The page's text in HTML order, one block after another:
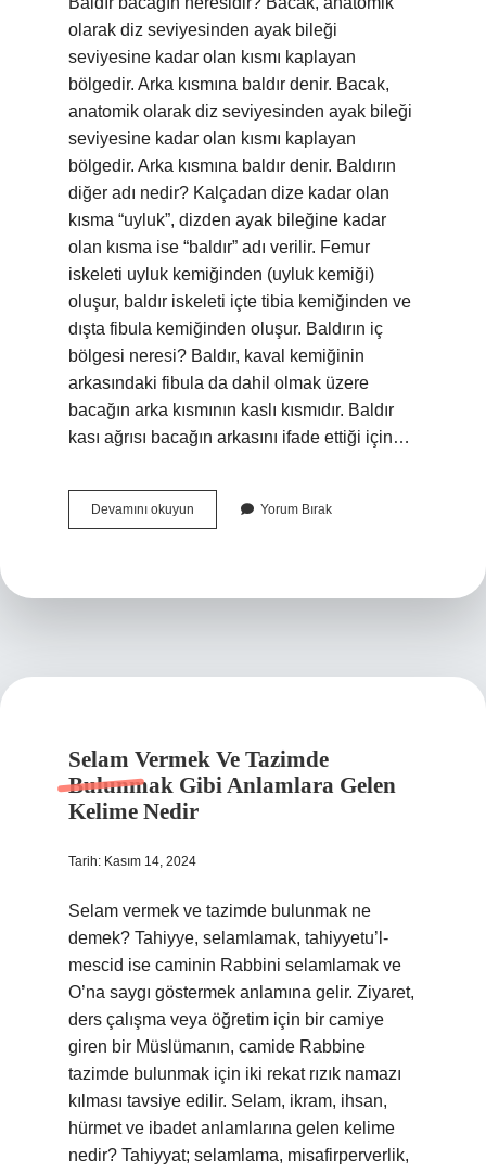
olarak diz seviyesinden ayak bileği
seviyesine kadar olan kısmı kaplayan
bölgedir. Arka kısmına baldır denir. Bacak,
anatomik olarak diz seviyesinden ayak bileği
seviyesine kadar olan kısmı kaplayan
bölgedir. Arka kısmına baldır denir. Baldırın
diğer adı nedir? Kalçadan dize kadar olan
kısma “uyluk”, dizden ayak bileğine kadar
olan kısma ise “baldır” adı verilir. Femur
iskeleti uyluk kemiğinden (uyluk kemiği)
oluşur, baldır iskeleti içte tibia kemiğinden ve
dışta fibula kemiğinden oluşur. Baldırın iç
bölgesi neresi? Baldır, kaval kemiğinin
arkasındaki fibula da dahil olmak üzere
bacağın arka kısmının kaslı kısmıdır. Baldır
kası ağrısı bacağın arkasını ifade ettiği için…
Devamını okuyun
Baldır
Yorum Bırak
Selam Vermek Ve Tazimde
Bulunmak Gibi Anlamlara Gelen
Kelime Nedir
Tarih: Kasım 14, 2024
Selam vermek ve tazimde bulunmak ne
demek? Tahiyye, selamlamak, tahiyyetu’l-
mescid ise caminin Rabbini selamlamak ve
O’na saygı göstermek anlamına gelir. Ziyaret,
ders çalışma veya öğretim için bir camiye
giren bir Müslümanın, camide Rabbine
tazimde bulunmak için iki rekat rızık namazı
kılması tavsiye edilir. Selam, ikram, ihsan,
hürmet ve ibadet anlamlarına gelen kelime
nedir? Tahiyyat; selamlama, misafirperverlik,